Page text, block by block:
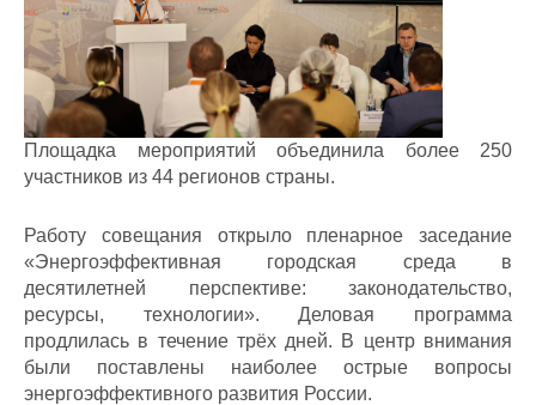
Площадка мероприятий объединила более 250
участников из 44 регионов страны.
Работу совещания открыло пленарное заседание
«Энергоэффективная городская среда в
десятилетней перспективе: законодательство,
ресурсы, технологии». Деловая программа
продлилась в течение трёх дней. В центр внимания
были поставлены наиболее острые вопросы
энергоэффективного развития России.